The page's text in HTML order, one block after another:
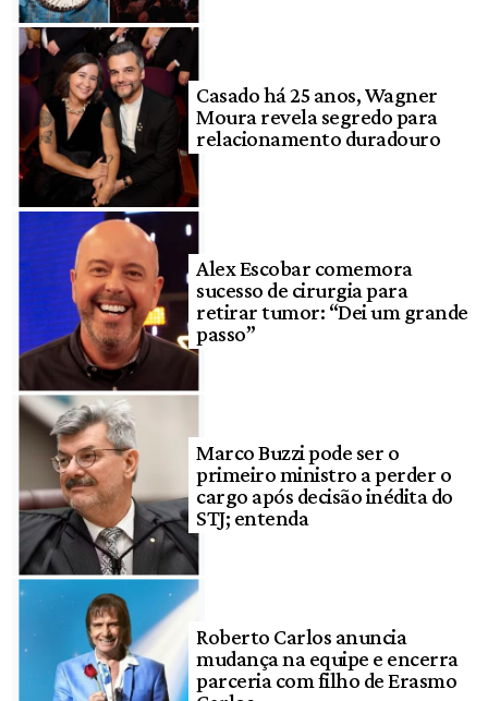
Casado há 25 anos, Wagner
Moura revela segredo para
relacionamento duradouro
Alex Escobar comemora
sucesso de cirurgia para
retirar tumor: “Dei um grande
passo”
Marco Buzzi pode ser o
primeiro ministro a perder o
cargo após decisão inédita do
STJ; entenda
Roberto Carlos anuncia
mudança na equipe e encerra
parceria com filho de Erasmo